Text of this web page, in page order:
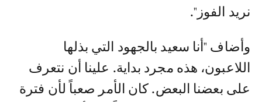
نريد الفوز".
وأضاف "أنا سعيد بالجهود التي بذلها
اللاعبون، هذه مجرد بداية. علينا أن نتعرف
على بعضنا البعض. كان الأمر صعباً لأن فترة